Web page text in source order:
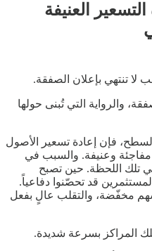
العنيفة
لا تنتهي بإعلان الصفقة.
والرواية التي تُبنى حولها
فإن إعادة تسعير الأصول
مفاجئة وعنيفة. والسبب في
تلك اللحظة. حين تصبح
قد تحصّنوا دفاعياً.
مخفّضة، والتقلب عالٍ بفعل
المراكز بسرعة شديدة.